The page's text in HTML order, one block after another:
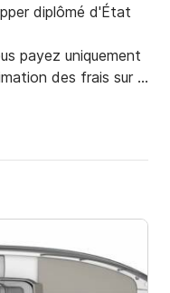
diplômé d'État
payez uniquement
des frais sur
les eaux
découvrir les
de la Côte